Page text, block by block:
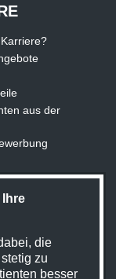
aus der
die
zu
besser